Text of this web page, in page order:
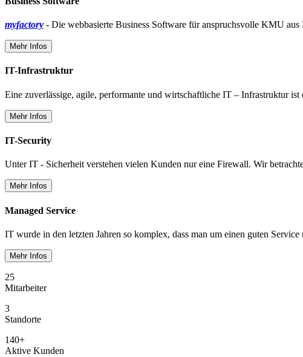
myfactory - Die webbasierte Business Software für anspruchsvolle KMU
Mehr Infos
IT-Infrastruktur
Eine zuverlässige, agile, performante und wirtschaftliche IT – Infrastruktur
Mehr Infos
IT-Security
Unter IT - Sicherheit verstehen vielen Kunden nur eine Firewall. Wir
Mehr Infos
Managed Service
IT wurde in den letzten Jahren so komplex, dass man um einen guten
Mehr Infos
25
Mitarbeiter
3
Standorte
140+
Aktive Kunden